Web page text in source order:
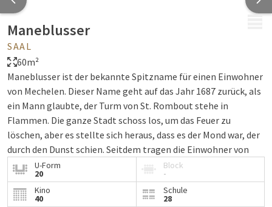
Maneblusser
SAAL
60m²
Maneblusser ist der bekannte Spitzname für einen Einwohner
von Mechelen. Dieser Name geht auf das Jahr 1687 zurück, als
ein Mann glaubte, der Turm von St. Rombout stehe in
Flammen. Die ganze Stadt schoss los, um das Feuer zu
löschen, aber es stellte sich heraus, dass es der Mond war, der
durch den Dunst schien. Seitdem tragen die Einwohner von
Mechelen mit Stolz den Namen Maneblusser.
Unsere Räume sind standardmäßig mit folgenden
Einrichtungen ausgestattet:
U-Form
20
Block
-
Kino
40
Schule
28